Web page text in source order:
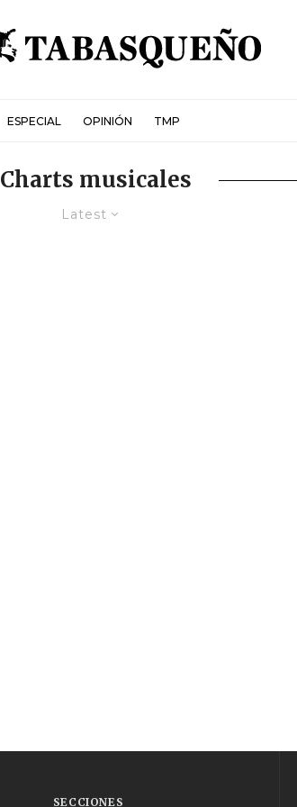
ESPECIAL OPINIÓN TMP
Charts musicales
Latest
SECCIONES